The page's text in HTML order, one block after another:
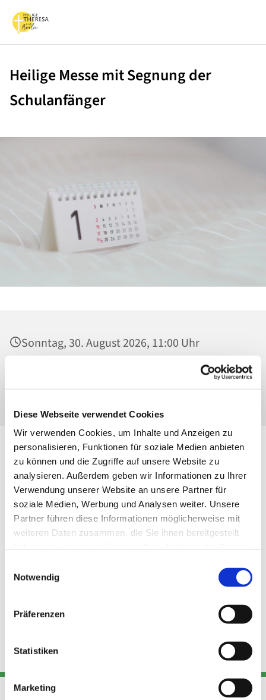
Diese Webseite verwendet Cookies
Wir verwenden Cookies, um Inhalte und Anzeigen zu
personalisieren, Funktionen für soziale Medien anbieten
zu können und die Zugriffe auf unsere Website zu
analysieren. Außerdem geben wir Informationen zu Ihrer
Verwendung unserer Website an unsere Partner für
soziale Medien, Werbung und Analysen weiter. Unsere
Partner führen diese Informationen möglicherweise mit
weiteren Daten zusammen, die Sie ihnen bereitgestellt
Notwendig
Präferenzen
Statistiken
Marketing
Heilige Messe mit Segnung der
Schulanfänger
Sonntag, 30. August 2026, 11:00 Uhr
St. Maria Magdalena, Kirche, Platanenstraße
20, 13156 Berlin